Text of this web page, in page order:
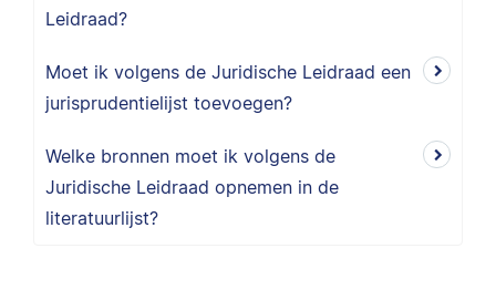
Leidraad?
Moet ik volgens de Juridische Leidraad een
jurisprudentielijst toevoegen?
Welke bronnen moet ik volgens de
Juridische Leidraad opnemen in de
literatuurlijst?